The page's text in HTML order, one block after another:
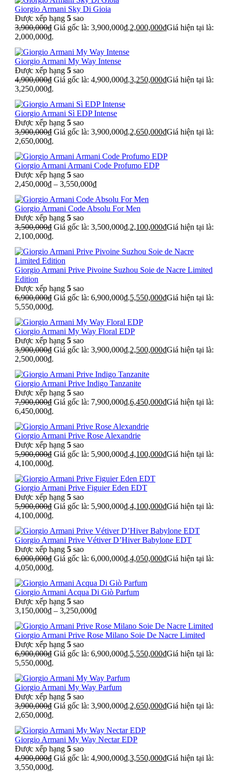
Giorgio Armani Sky Di Gioia
Được xếp hạng 5 sao
3,900,000₫ Giá gốc là: 3,900,000₫.2,000,000₫Giá hiện tại là:
2,000,000₫.
Giorgio Armani My Way Intense
Được xếp hạng 5 sao
4,900,000₫ Giá gốc là: 4,900,000₫.3,250,000₫Giá hiện tại là:
3,250,000₫.
Giorgio Armani Sì EDP Intense
Được xếp hạng 5 sao
3,900,000₫ Giá gốc là: 3,900,000₫.2,650,000₫Giá hiện tại là:
2,650,000₫.
Giorgio Armani Armani Code Profumo EDP
Được xếp hạng 5 sao
2,450,000₫ – 3,550,000₫
Giorgio Armani Code Absolu For Men
Được xếp hạng 5 sao
3,500,000₫ Giá gốc là: 3,500,000₫.2,100,000₫Giá hiện tại là:
2,100,000₫.
Giorgio Armani Prive Pivoine Suzhou Soie de Nacre Limited
Edition
Được xếp hạng 5 sao
6,900,000₫ Giá gốc là: 6,900,000₫.5,550,000₫Giá hiện tại là:
5,550,000₫.
Giorgio Armani My Way Floral EDP
Được xếp hạng 5 sao
3,900,000₫ Giá gốc là: 3,900,000₫.2,500,000₫Giá hiện tại là:
2,500,000₫.
Giorgio Armani Prive Indigo Tanzanite
Được xếp hạng 5 sao
7,900,000₫ Giá gốc là: 7,900,000₫.6,450,000₫Giá hiện tại là:
6,450,000₫.
Giorgio Armani Prive Rose Alexandrie
Được xếp hạng 5 sao
5,900,000₫ Giá gốc là: 5,900,000₫.4,100,000₫Giá hiện tại là:
4,100,000₫.
Giorgio Armani Prive Figuier Eden EDT
Được xếp hạng 5 sao
5,900,000₫ Giá gốc là: 5,900,000₫.4,100,000₫Giá hiện tại là:
4,100,000₫.
Giorgio Armani Prive Vétiver D’Hiver Babylone EDT
Được xếp hạng 5 sao
6,000,000₫ Giá gốc là: 6,000,000₫.4,050,000₫Giá hiện tại là:
4,050,000₫.
Giorgio Armani Acqua Di Giò Parfum
Được xếp hạng 5 sao
3,150,000₫ – 3,250,000₫
Giorgio Armani Prive Rose Milano Soie De Nacre Limited
Được xếp hạng 5 sao
6,900,000₫ Giá gốc là: 6,900,000₫.5,550,000₫Giá hiện tại là:
5,550,000₫.
Giorgio Armani My Way Parfum
Được xếp hạng 5 sao
3,900,000₫ Giá gốc là: 3,900,000₫.2,650,000₫Giá hiện tại là:
2,650,000₫.
Giorgio Armani My Way Nectar EDP
Được xếp hạng 5 sao
4,900,000₫ Giá gốc là: 4,900,000₫.3,550,000₫Giá hiện tại là:
3,550,000₫.